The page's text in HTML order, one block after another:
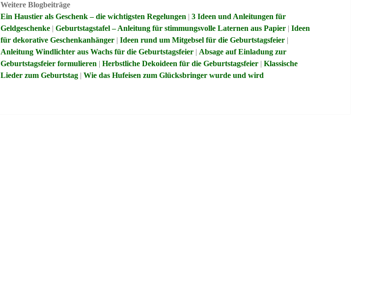
Weitere Blogbeiträge
Ein Haustier als Geschenk – die wichtigsten Regelungen |3 Ideen und Anleitungen für
Geldgeschenke |Geburtstagstafel – Anleitung für stimmungsvolle Laternen aus Papier |Ideen
für dekorative Geschenkanhänger |Ideen rund um Mitgebsel für die Geburtstagsfeier
Anleitung Windlichter aus Wachs für die Geburtstagsfeier |Absage auf Einladung zur
Geburtstagsfeier formulieren |Herbstliche Dekoideen für die Geburtstagsfeier |Klassische
Lieder zum Geburtstag |Wie das Hufeisen zum Glücksbringer wurde und wird